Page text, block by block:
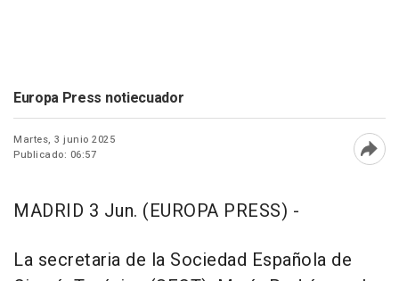
Europa Press notiecuador
Martes, 3 junio 2025
Publicado: 06:57
MADRID 3 Jun. (EUROPA PRESS) -
La secretaria de la Sociedad Española de